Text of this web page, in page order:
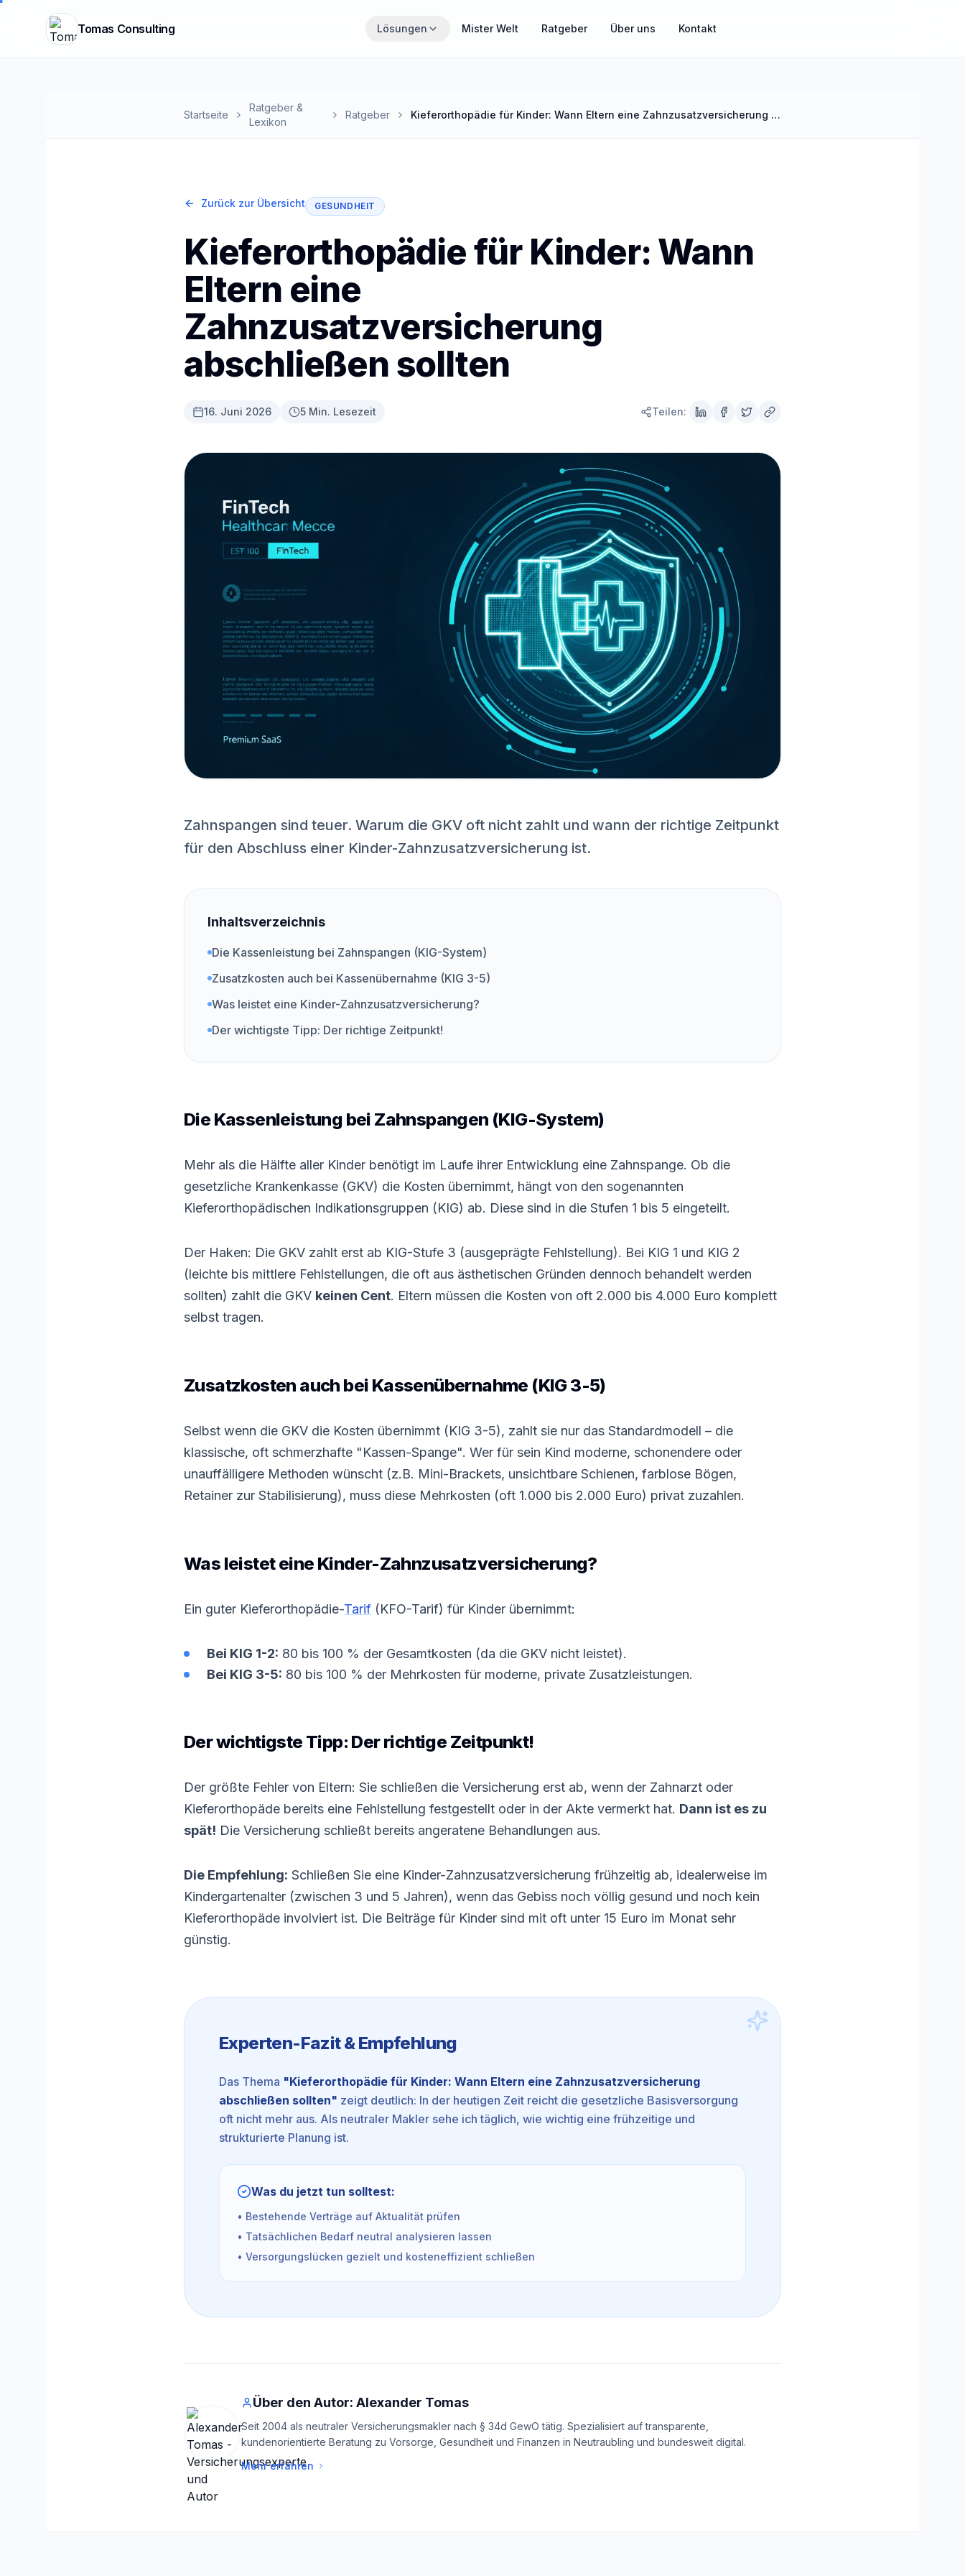
Tomas Consulting
Lösungen
MisterZahn
MisterInvest Mister Gold
MisterMed
Mister Welt Ratgeber Über uns Kontakt
Startseite
Ratgeber &
Lexikon
Ratgeber Kieferorthopädie für Kinder: Wann Eltern eine Zahnzusatzversicherung abschließen sollten
Zurück zur Übersicht GESUNDHEIT
Kieferorthopädie für Kinder: Wann
Eltern eine
Zahnzusatzversicherung
abschließen sollten
16. Juni 2026 5 Min. Lesezeit Teilen:
Zahnspangen sind teuer. Warum die GKV oft nicht zahlt und wann der richtige Zeitpunkt
für den Abschluss einer Kinder-Zahnzusatzversicherung ist.
Inhaltsverzeichnis
Die Kassenleistung bei Zahnspangen (KIG-System)
Zusatzkosten auch bei Kassenübernahme (KIG 3-5)
Was leistet eine Kinder-Zahnzusatzversicherung?
Der wichtigste Tipp: Der richtige Zeitpunkt!
Die Kassenleistung bei Zahnspangen (KIG-System)
Mehr als die Hälfte aller Kinder benötigt im Laufe ihrer Entwicklung eine Zahnspange. Ob die
gesetzliche Krankenkasse (GKV) die Kosten übernimmt, hängt von den sogenannten
Kieferorthopädischen Indikationsgruppen (KIG) ab. Diese sind in die Stufen 1 bis 5 eingeteilt.
Der Haken: Die GKV zahlt erst ab KIG-Stufe 3 (ausgeprägte Fehlstellung). Bei KIG 1 und KIG 2
(leichte bis mittlere Fehlstellungen, die oft aus ästhetischen Gründen dennoch behandelt werden
sollten) zahlt die GKV keinen Cent. Eltern müssen die Kosten von oft 2.000 bis 4.000 Euro komplett
selbst tragen.
Zusatzkosten auch bei Kassenübernahme (KIG 3-5)
Selbst wenn die GKV die Kosten übernimmt (KIG 3-5), zahlt sie nur das Standardmodell – die
klassische, oft schmerzhafte "Kassen-Spange". Wer für sein Kind moderne, schonendere oder
unauffälligere Methoden wünscht (z.B. Mini-Brackets, unsichtbare Schienen, farblose Bögen,
Retainer zur Stabilisierung), muss diese Mehrkosten (oft 1.000 bis 2.000 Euro) privat zuzahlen.
Was leistet eine Kinder-Zahnzusatzversicherung?
Ein guter Kieferorthopädie-Tarif (KFO-Tarif) für Kinder übernimmt:
Bei KIG 1-2: 80 bis 100 % der Gesamtkosten (da die GKV nicht leistet).
Bei KIG 3-5: 80 bis 100 % der Mehrkosten für moderne, private Zusatzleistungen.
Der wichtigste Tipp: Der richtige Zeitpunkt!
Der größte Fehler von Eltern: Sie schließen die Versicherung erst ab, wenn der Zahnarzt oder
Kieferorthopäde bereits eine Fehlstellung festgestellt oder in der Akte vermerkt hat. Dann ist es zu
spät! Die Versicherung schließt bereits angeratene Behandlungen aus.
Die Empfehlung: Schließen Sie eine Kinder-Zahnzusatzversicherung frühzeitig ab, idealerweise im
Kindergartenalter (zwischen 3 und 5 Jahren), wenn das Gebiss noch völlig gesund und noch kein
Kieferorthopäde involviert ist. Die Beiträge für Kinder sind mit oft unter 15 Euro im Monat sehr
günstig.
Experten-Fazit & Empfehlung
Das Thema "Kieferorthopädie für Kinder: Wann Eltern eine Zahnzusatzversicherung
abschließen sollten" zeigt deutlich: In der heutigen Zeit reicht die gesetzliche Basisversorgung
oft nicht mehr aus. Als neutraler Makler sehe ich täglich, wie wichtig eine frühzeitige und
strukturierte Planung ist.
Was du jetzt tun solltest:
• Bestehende Verträge auf Aktualität prüfen
• Tatsächlichen Bedarf neutral analysieren lassen
• Versorgungslücken gezielt und kosteneffizient schließen
Über den Autor: Alexander Tomas
Seit 2004 als neutraler Versicherungsmakler nach § 34d GewO tätig. Spezialisiert auf transparente,
kundenorientierte Beratung zu Vorsorge, Gesundheit und Finanzen in Neutraubling und bundesweit digital.
Mehr erfahren